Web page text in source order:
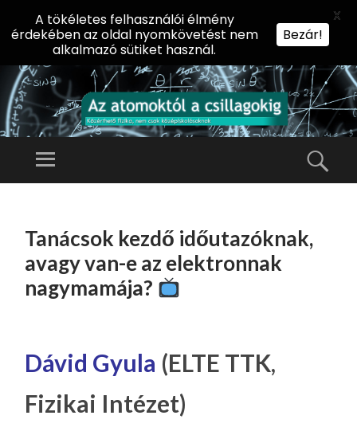
AZ
KT
Ó
IL
LA
Előadássorozat
Természettudományi
Kar Fizikai
Menü
TARTALOMHOZ
Tanácsok kezdő időutazóknak,
avagy van-e az elektronnak
nagymamája?
Dávid Gyula (ELTE TTK,
Fizikai Intézet)
A tökéletes felhasználói élmény
érdekében az oldal nyomkövetést nem
alkalmazó sütiket használ.
Bezár!
X